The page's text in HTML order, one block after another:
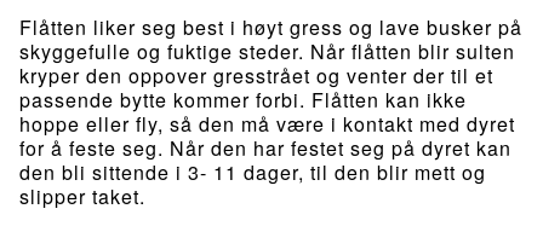
Flåtten liker seg best i høyt gress og lave busker på
skyggefulle og fuktige steder. Når flåtten blir sulten
kryper den oppover gresstrået og venter der til et
passende bytte kommer forbi. Flåtten kan ikke
hoppe eller fly, så den må være i kontakt med dyret
for å feste seg. Når den har festet seg på dyret kan
den bli sittende i 3- 11 dager, til den blir mett og
slipper taket.